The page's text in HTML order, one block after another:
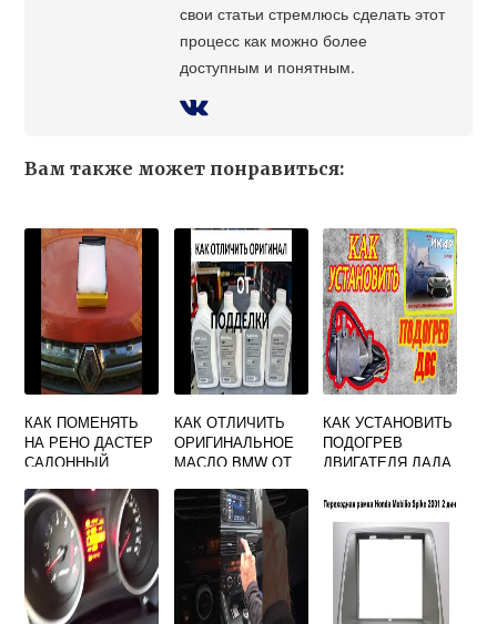
свои статьи стремлюсь сделать этот
процесс как можно более
доступным и понятным.
Вам также может понравиться:
КАК ПОМЕНЯТЬ
НА РЕНО ДАСТЕР
САЛОННЫЙ
КАК ОТЛИЧИТЬ
ОРИГИНАЛЬНОЕ
МАСЛО BMW ОТ
КАК УСТАНОВИТЬ
ПОДОГРЕВ
ДВИГАТЕЛЯ ЛАДА